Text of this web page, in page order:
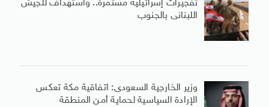
تفجيرات إسرائيلية مستمرة.. واستهداف للجيش
اللبنانى بالجنوب
وزير الخارجية السعودى: اتفاقية مكة تعكس
الإرادة السياسية لحماية أمن المنطقة